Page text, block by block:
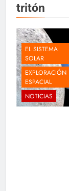
tritón
EL SISTEMA
SOLAR
EXPLORACIÓN
ESPACIAL
NOTICIAS